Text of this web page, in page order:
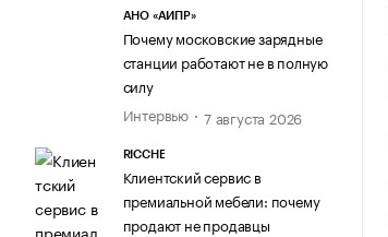
АНО «АИПР»
Почему московские зарядные
станции работают не в полную
силу
Интервью
7 августа 2026
RICCHE
Клиентский сервис в
премиальной мебели: почему
продают не продавцы